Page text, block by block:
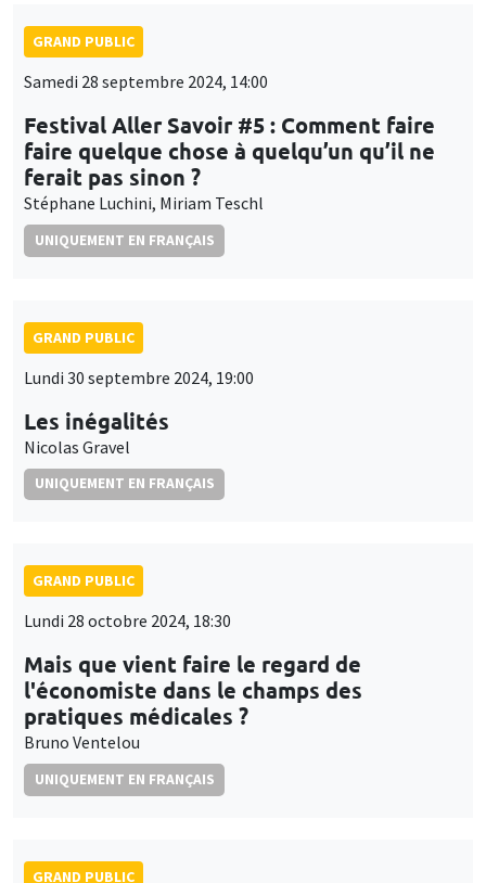
GRAND PUBLIC
Samedi 28 septembre 2024, 14:00
Festival Aller Savoir #5 : Comment faire
faire quelque chose à quelqu’un qu’il ne
ferait pas sinon ?
Stéphane Luchini, Miriam Teschl
UNIQUEMENT EN FRANÇAIS
GRAND PUBLIC
Lundi 30 septembre 2024, 19:00
Les inégalités
Nicolas Gravel
UNIQUEMENT EN FRANÇAIS
GRAND PUBLIC
Lundi 28 octobre 2024, 18:30
Mais que vient faire le regard de
l'économiste dans le champs des
pratiques médicales ?
Bruno Ventelou
UNIQUEMENT EN FRANÇAIS
GRAND PUBLIC